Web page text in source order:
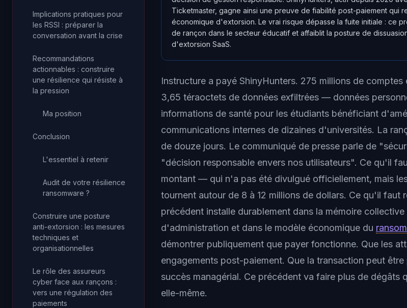
Implications pratiques pour
les RSSI : préparer la
conversation avant la crise
Recommandations
actionnables : construire
une résilience qui résiste à
la pression
Ma position
Conclusion
L'essentiel à retenir
Audit de votre résilience
ransomware ?
Construire une posture
anti-extorsion : les mesures
techniques et
organisationnelles
Le rôle des assureurs
cyber face aux rançons :
vers une régulation des
paiements
Ticketmaster, gagne ainsi une preuve de fiabilité post-paiement qui
économique d'extorsion. Le vrai risque dépasse la fuite initiale : ce
de rançon dans le secteur éducatif et affaiblit la posture de
d'extorsion SaaS.
Instructure a payé ShinyHunters. 275 millions de
3,65 téraoctets de données exfiltrées — données
informations de santé pour les étudiants bénéficiant
communications internes de dizaines d'universités. La
de douze jours. Le communiqué de presse parle de
"décision responsable envers nos utilisateurs". Ce qu'il
montant — qui n'a pas été divulgué officiellement, mais
tournent autour de 8 à 12 millions de dollars. Ce qu'il faut
précédent installe durablement dans la mémoire
d'administration et dans le modèle économique du
démontrer publiquement que payer fonctionne. Que les
engagements post-paiement. Que la transaction peut être
succès managérial. Ce précédent va faire plus de dégâts
elle-même.